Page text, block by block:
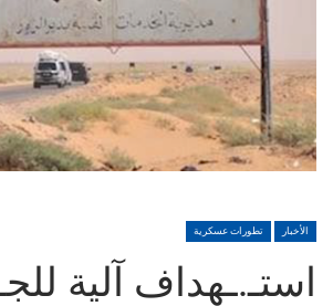
الأخبار تطورات عسكرية
استـ.ـهداف آلية